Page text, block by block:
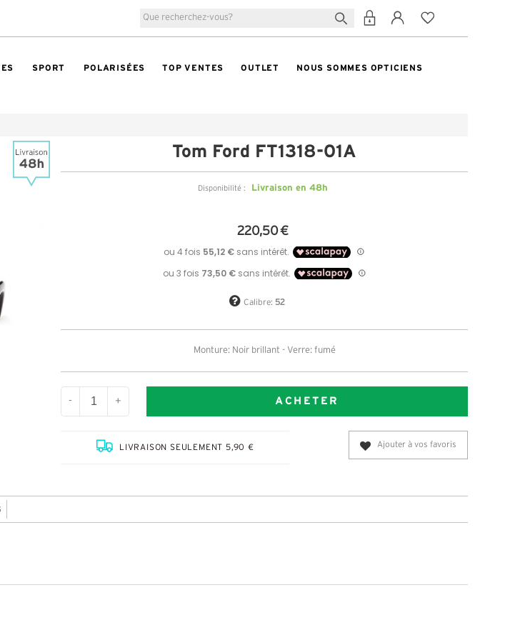
SPORT POLARISÉES TOP VENTES OUTLET NOUS SOMMES OPTICIENS
Tom Ford FT1318-01A
Disponibilité : Livraison en 48h
220,50 €
Calibre: 52
Monture: Noir brillant - Verre: fumé
- + ACHETER
LIVRAISON SEULEMENT 5,90 € Ajouter à vos favoris